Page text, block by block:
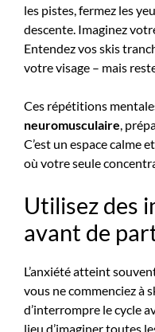
les pistes, fermez les
descente. Imaginez
Entendez vos skis
votre visage – mais
Ces répétitions
neuromusculaire,
C’est un espace calme
où votre seule
Utilisez des
avant de
L’anxiété atteint
vous ne commenciez à
d’interrompre le cycle
lieu d’imaginer toutes